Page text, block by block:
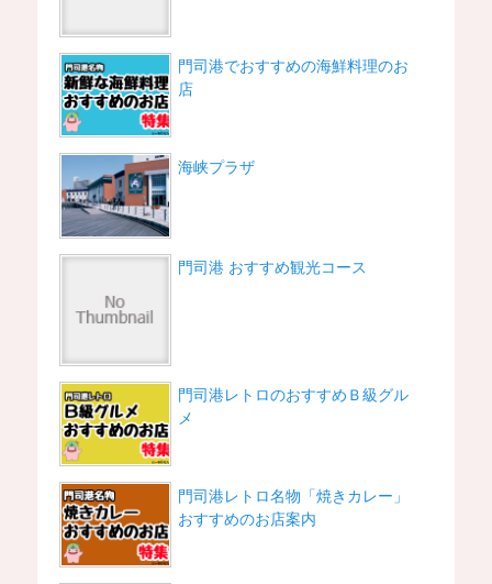
門司港でおすすめの海鮮料理のお
店
海峡プラザ
門司港 おすすめ観光コース
門司港レトロのおすすめＢ級グル
メ
門司港レトロ名物「焼きカレー」
おすすめのお店案内